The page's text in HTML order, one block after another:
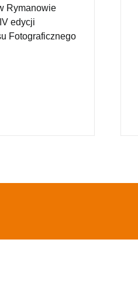
Rymanowie
edycji
Fotograficznego